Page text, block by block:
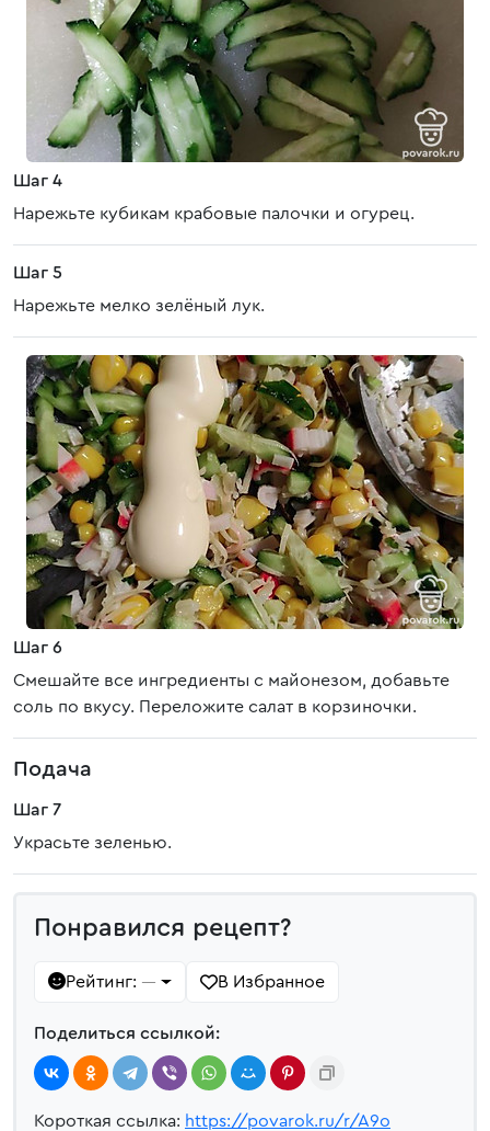
Шаг 4
Нарежьте кубикам крабовые палочки и огурец.
Шаг 5
Нарежьте мелко зелёный лук.
Шаг 6
Смешайте все ингредиенты с майонезом, добавьте
соль по вкусу. Переложите салат в корзиночки.
Подача
Шаг 7
Украсьте зеленью.
Понравился рецепт?
Рейтинг: — В Избранное
Поделиться ссылкой:
Короткая ссылка: https://povarok.ru/r/A9o